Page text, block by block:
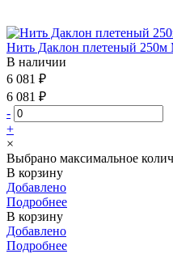
Нить Даклон плетеный 250м
В наличии
6 081 ₽
6 081 ₽
-
+
×
Выбрано максимальное
В корзину
Добавлено
Подробнее
В корзину
Добавлено
Подробнее